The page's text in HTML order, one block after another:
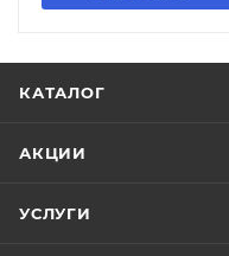
КАТАЛОГ
АКЦИИ
УСЛУГИ